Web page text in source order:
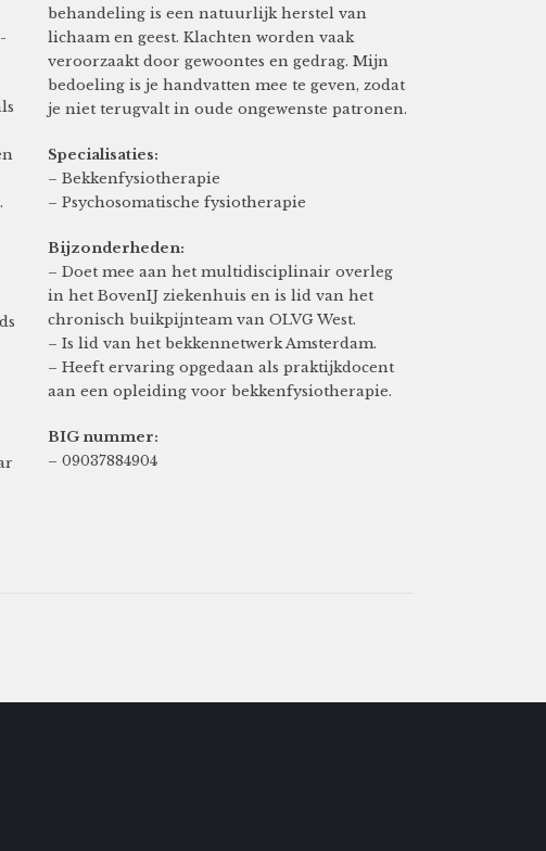
behandeling is een natuurlijk herstel van
lichaam en geest. Klachten worden vaak
veroorzaakt door gewoontes en gedrag. Mijn
bedoeling is je handvatten mee te geven, zodat
je niet terugvalt in oude ongewenste patronen.
Specialisaties:
– Bekkenfysiotherapie
– Psychosomatische fysiotherapie
Bijzonderheden:
– Doet mee aan het multidisciplinair overleg
in het BovenIJ ziekenhuis en is lid van het
chronisch buikpijnteam van OLVG West.
– Is lid van het bekkennetwerk Amsterdam.
– Heeft ervaring opgedaan als praktijkdocent
aan een opleiding voor bekkenfysiotherapie.
BIG nummer:
– 09037884904